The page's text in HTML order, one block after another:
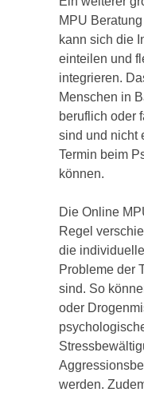
MPU
kann sich die
einteilen und
integrieren.
Menschen in
beruflich oder
sind und nicht
Termin beim
können.
Die Online
Regel
die
Probleme der
sind. So
oder
werden.